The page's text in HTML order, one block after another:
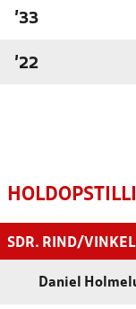
'33
'22
SDR. RIND/
Daniel